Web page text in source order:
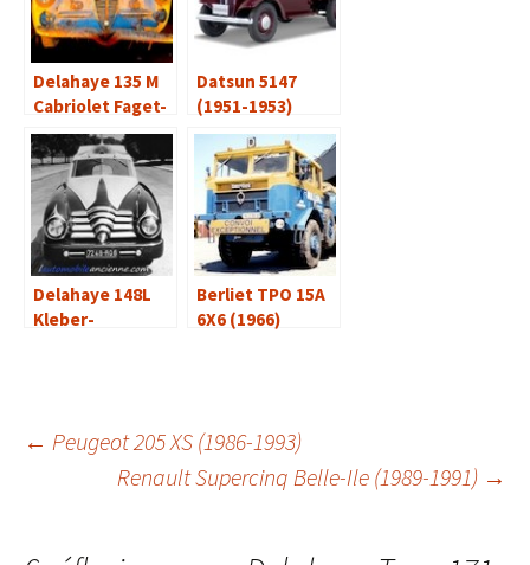
Delahaye 135 M
Cabriolet Faget-
Varnet
Datsun 5147
(1951-1953)
Delahaye 148L
Kleber-
Berliet TPO 15A
6X6 (1966)
Navigation
← Peugeot 205 XS (1986-1993)
Renault Supercinq Belle-Ile (1989-1991) →